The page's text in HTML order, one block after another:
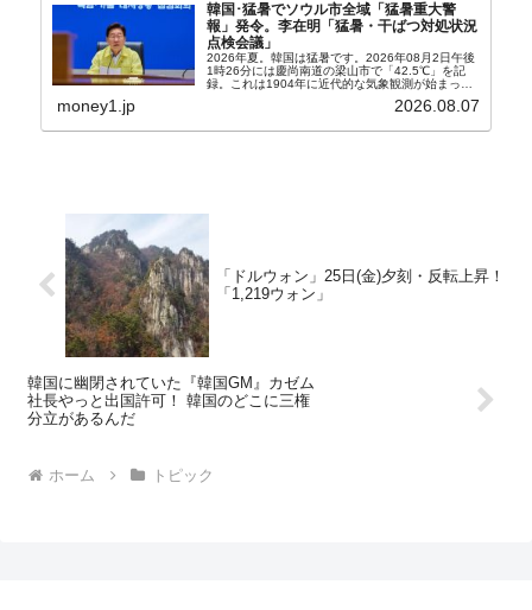
韓国･猛暑でソウル市全域「猛暑重大警
報」発令。李在明「猛暑・干ばつ対処状況
点検会議」
2026年夏。韓国は猛暑です。2026年08月2日午後
1時26分には慶尚南道の梁山市で「42.5℃」を記
録。これは1904年に近代的な気象観測が始まって
以来の韓国史上最高気温です。08月04日には、ソ
ウル市全域への「猛暑重大警報」が発令され...
money1.jp 2026.08.07
「ドルウォン」25日(金)夕刻・反転上昇！
「1,219ウォン」
韓国に幽閉されていた『韓国GM』カゼム
社長やっと出国許可！ 韓国のどこに三権
分立があるんだ
ホーム トピック